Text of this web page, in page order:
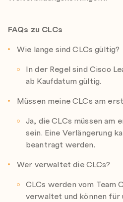
FAQs zu CLCs
Wie lange sind CLCs gültig?
In der Regel sind Cisco
ab Kaufdatum gültig.
Müssen meine CLCs am
Ja, die CLCs müssen am
sein. Eine Verlängerung
beantragt werden.
Wer verwaltet die CLCs?
CLCs werden vom Team
verwaltet und können